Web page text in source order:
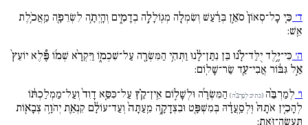
ד׳ כִּ֚י כָל־סְאוֹן֙ סֹאֵ֣ן בְּרַ֔עַשׁ וְשִׂמְלָ֖ה מְגֽוֹלָלָ֣ה בְדָמִ֑ים וְהָֽיְתָ֥ה לִשְׂרֵפָ֖ה מַֽאֲכֹ֥לֶת
אֵֽשׁ:
ה׳ כִּי־יֶ֣לֶד יֻלַּד־לָ֗נוּ בֵּן נִתַּן־לָ֔נוּ וַתְּהִ֥י הַמִּשְׂרָ֖ה עַל־שִׁכְמ֑וֹ וַיִּקְרָ֨א שְׁמ֜וֹ פֶּ֠לֶא יוֹעֵץ֙
אֵ֣ל גִּבּ֔וֹר אֲבִי־עַ֖ד שַׂר־שָׁלֽוֹם:
ו׳ לְמַרְבֵּ֨ה (כתיב לְםַרְבֵּ֨ה) הַמִּשְׂרָ֜ה וּלְשָׁל֣וֹם אֵֽין־קֵ֗ץ עַל־כִּסֵּ֚א דָוִד֙ וְעַל־מַמְלַכְתּ֔וֹ
לְהָכִ֚ין אֹתָהּ֙ וּֽלְסַֽעֲדָ֔הּ בְּמִשְׁפָּ֖ט וּבִצְדָקָ֑ה מֵֽעַתָּה֙ וְעַד־עוֹלָ֔ם קִנְאַ֛ת יְהֹוָ֥ה צְבָא֖וֹת
תַּֽעֲשֶׂה־זֹּֽאת: